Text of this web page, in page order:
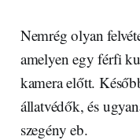
Nemrég olyan
amelyen egy férfi
kamera előtt.
állatvédők, és
szegény eb.